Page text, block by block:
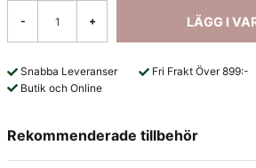
- + LÄGG I
Snabba Leveranser Fri Frakt Över 899:-
Butik och Online
Rekommenderade tillbehör